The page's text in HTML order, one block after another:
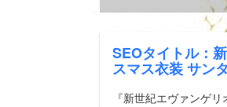
SEOタイトル：
スマス衣装 サン
『新世紀エヴァンゲ